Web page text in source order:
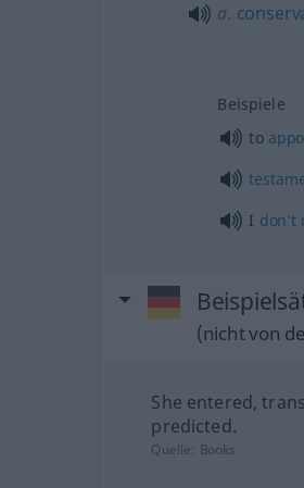
a.
Beispiele
to
I don’t
(nicht von
She entered,
predicted.
Quelle: Books